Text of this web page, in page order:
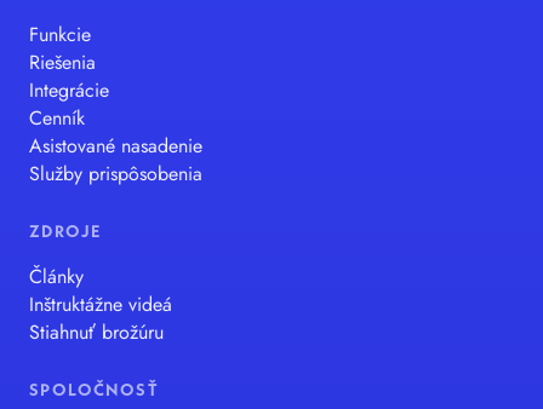
Funkcie
Riešenia
Integrácie
Cenník
Asistované nasadenie
Služby prispôsobenia
ZDROJE
Články
Inštruktážne videá
Stiahnuť brožúru
SPOLOČNOSŤ